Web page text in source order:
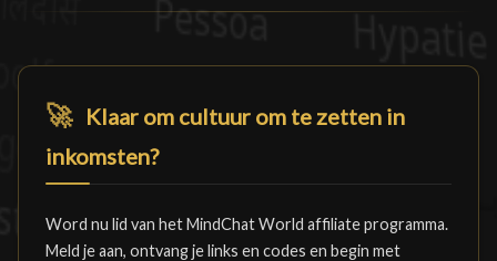
🚀 Klaar om cultuur om te zetten in
inkomsten?
Word nu lid van het MindChat World affiliate programma.
Meld je aan, ontvang je links en codes en begin met